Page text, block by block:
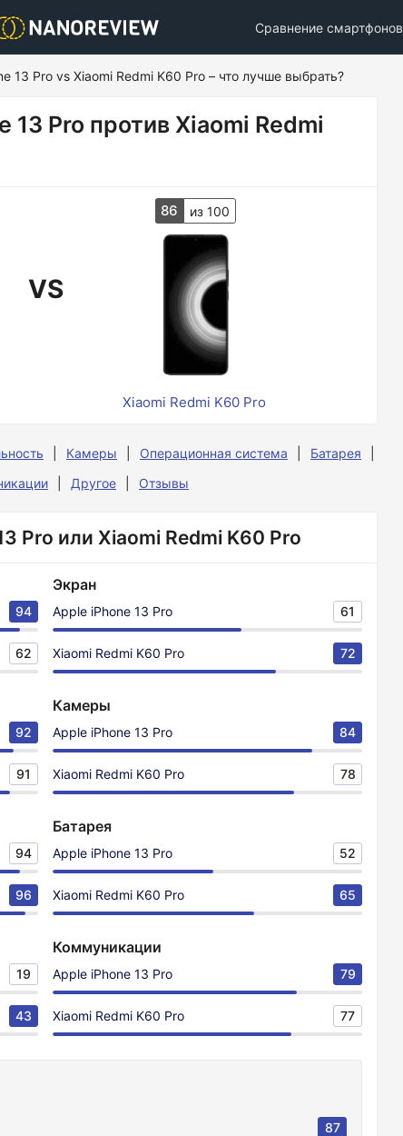
Сравнение смартфонов
13 Pro vs Xiaomi Redmi K60 Pro – что лучше выбрать?
Pro против Xiaomi Redmi
VS
86 из 100
Xiaomi Redmi K60 Pro
Камеры Операционная система
Батарея
Другое Отзывы
Pro или Xiaomi Redmi K60 Pro
94
62
Экран
Apple iPhone 13 Pro 61
Xiaomi Redmi K60 Pro 72
92
91
Камеры
Apple iPhone 13 Pro 84
Xiaomi Redmi K60 Pro 78
94
96
Батарея
Apple iPhone 13 Pro 52
Xiaomi Redmi K60 Pro 65
19
43
Коммуникации
Apple iPhone 13 Pro 79
Xiaomi Redmi K60 Pro 77
87